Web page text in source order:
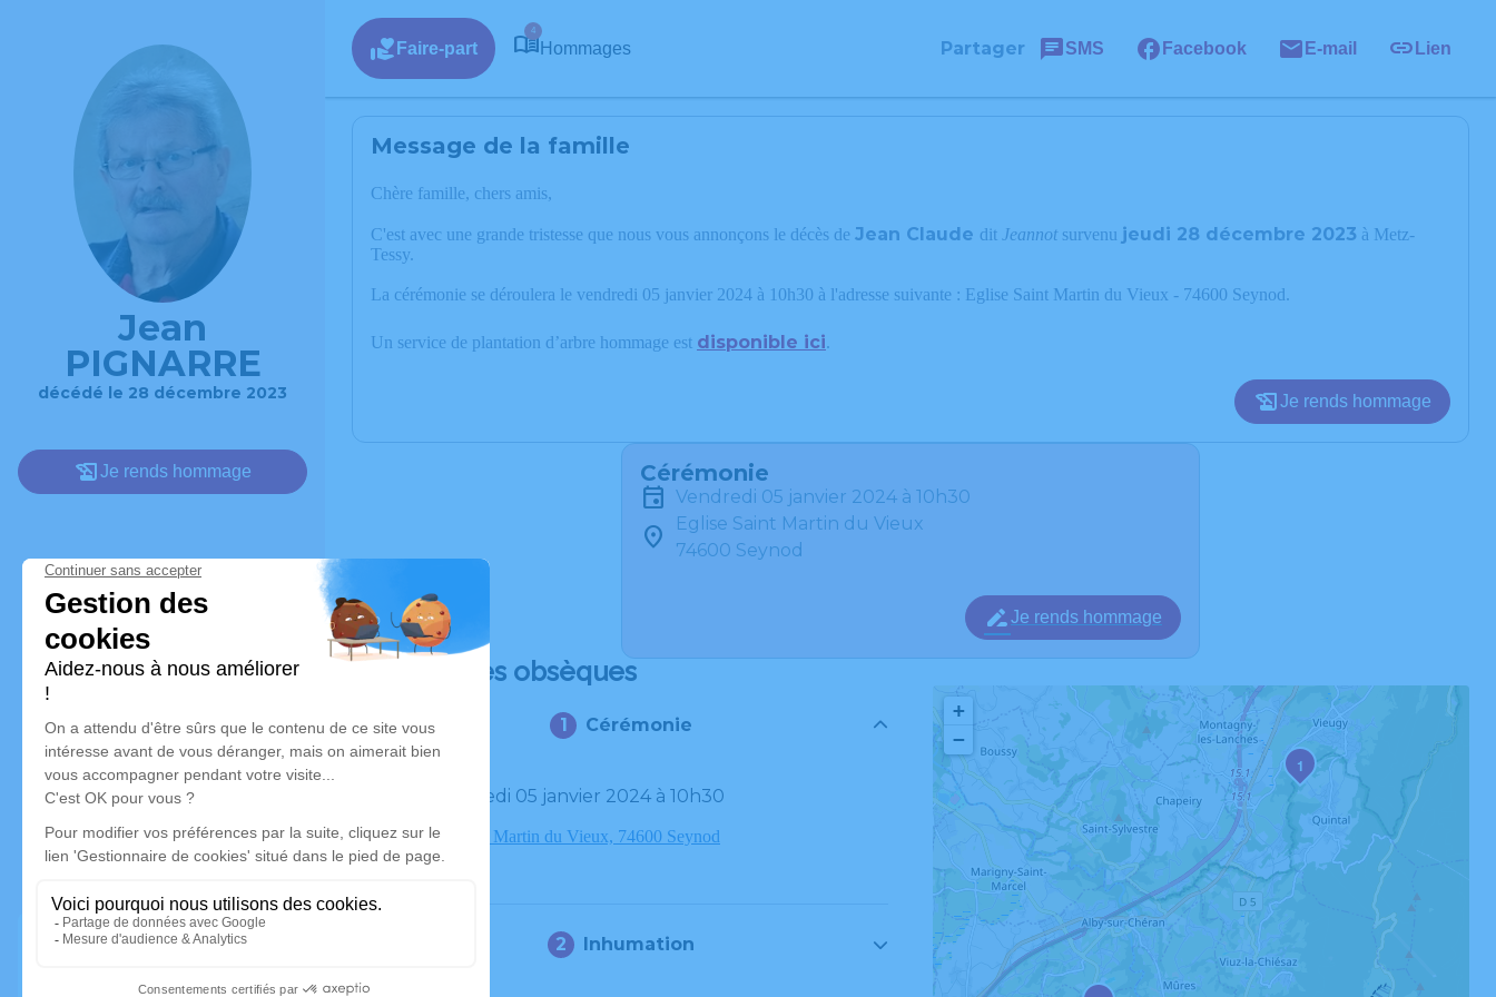
Jean
PIGNARRE
décédé le 28 décembre 2023
Je rends hommage
Faire-part
4
Hommages Partager SMS Facebook E-mail Lien
Message de la famille
Chère famille, chers amis,
C'est avec une grande tristesse que nous vous annonçons le décès de Jean Claude dit Jeannot survenu jeudi 28 décembre 2023 à Metz-
Tessy.
La cérémonie se déroulera le vendredi 05 janvier 2024 à 10h30 à l'adresse suivante : Eglise Saint Martin du Vieux - 74600 Seynod.
Un service de plantation d’arbre hommage est disponible ici.
Je rends hommage
Cérémonie
vendredi 05 janvier 2024 à 10h30
Eglise Saint Martin du Vieux
74600 Seynod
Je rends hommage
Déroulé des obsèques
Cérémonie
Le vendredi 05 janvier 2024 à 10h30
Eglise Saint Martin du Vieux, 74600 Seynod
Inhumation
1
+
−